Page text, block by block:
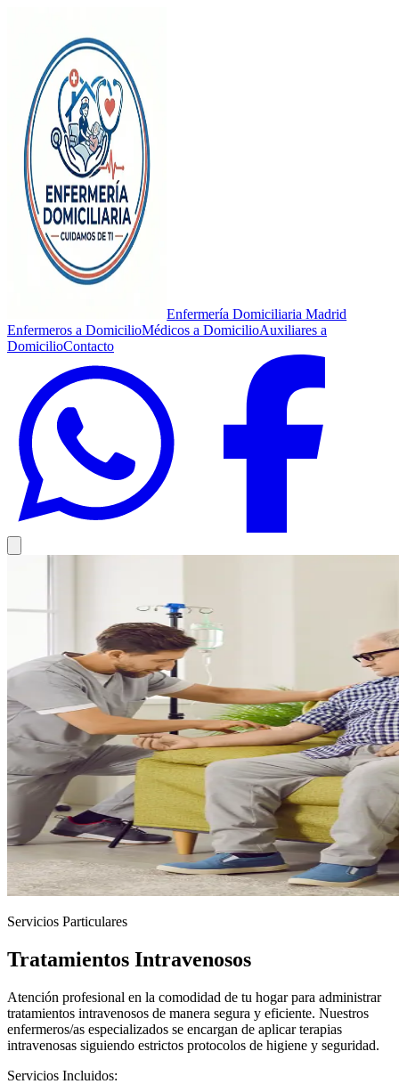
Enfermería Domiciliaria Madrid
Enfermeros a DomicilioMédicos a DomicilioAuxiliares a
DomicilioContacto
Servicios Particulares
Tratamientos Intravenosos
Atención profesional en la comodidad de tu hogar para administrar
tratamientos intravenosos de manera segura y eficiente. Nuestros
enfermeros/as especializados se encargan de aplicar terapias
intravenosas siguiendo estrictos protocolos de higiene y seguridad.
Servicios Incluidos: